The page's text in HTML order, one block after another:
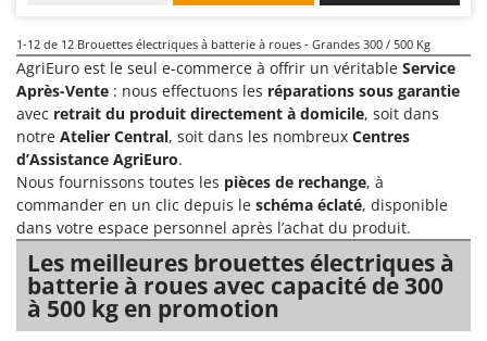
Rato
Reber
Redback
Resto Italia
Ribimex
Ripartrak
Ritter
River Systems
Robomow
Rossofuoco
1-12 de 12 Brouettes électriques à batterie à roues - Grandes 300 / 500 Kg
AgriEuro est le seul e-commerce à offrir un véritable Service
Après-Vente : nous effectuons les réparations sous garantie
avec retrait du produit directement à domicile, soit dans
notre Atelier Central, soit dans les nombreux Centres
d’Assistance AgriEuro.
Nous fournissons toutes les pièces de rechange, à
commander en un clic depuis le schéma éclaté, disponible
dans votre espace personnel après l’achat du produit.
Les meilleures brouettes électriques à
batterie à roues avec capacité de 300
à 500 kg en promotion